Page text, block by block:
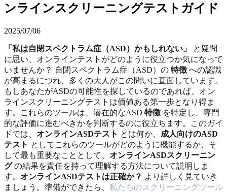
ンラインスクリーニングテストガイド
2025/07/06
「私は自閉スペクトラム症（ASD）かもしれない」
と疑問
に思い、オンラインテストがどのように役立つか気になって
いませんか？ 自閉スペクトラム症（ASD）の 特徴 への認識
が高まるにつれ、多くの大人がこの問いに直面しています。
もしあなたがASDの可能性を探しているのであれば、オン
ラインスクリーニングテストは価値ある第一歩となり得ま
す。これらのツールは、潜在的なASD 特徴 を特定し、専門
的な評価に進むべきかを判断するのに役立ちます。このガイ
ドでは、 オンラインASDテスト とは何か、 成人向けのASD
テスト としてこれらのツールがどのように機能するか、そ
して最も重要なこととして、 オンラインASDスクリーニン
グの結果を責任を持って理解する方法について説明しま
す。 オンラインASDテストは正確か？ より詳しく見ていき
ましょう。準備ができたら、 私たちのスクリーニングツール